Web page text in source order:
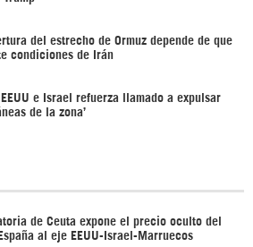
del estrecho de Ormuz depende de que
condiciones de Irán
EEUU e Israel refuerza llamado a expulsar
de la zona’
de Ceuta expone el precio oculto del
al eje EEUU-Israel-Marruecos